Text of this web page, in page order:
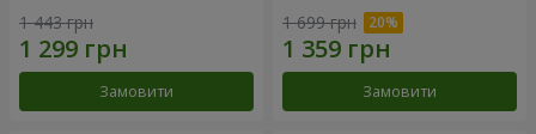
1 443 грн
Замовити
1 699 грн
Замовити